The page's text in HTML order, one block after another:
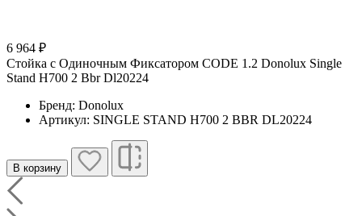
6 964 ₽
Стойка с Одиночным Фиксатором CODE 1.2 Donolux Single
Stand H700 2 Bbr Dl20224
Бренд: Donolux
Артикул: SINGLE STAND H700 2 BBR DL20224
В корзину